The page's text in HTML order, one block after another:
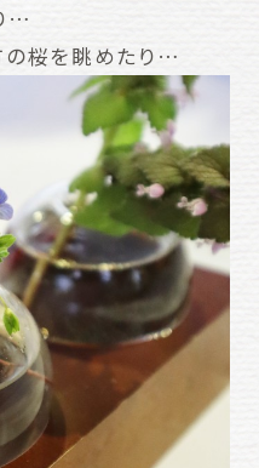
…
の桜を眺めたり…